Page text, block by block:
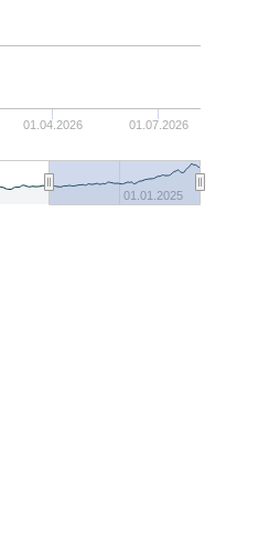
01.04.2026 01.07.2026
01.01.2025